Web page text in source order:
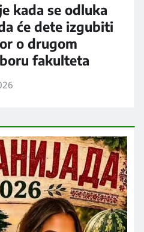
kada se odluka
će dete izgubiti
o drugom
fakulteta